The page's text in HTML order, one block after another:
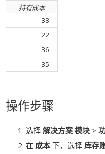
持有成本
38
22
36
35
操作步骤
选择 解决方案 模块 >
在 成本 下，选择 库存